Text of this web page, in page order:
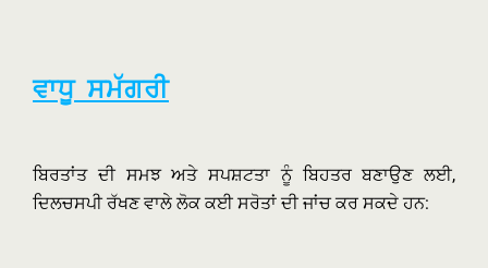
ਵਾਧੂ ਸਮੱਗਰੀ
ਬਿਰਤਾਂਤ ਦੀ ਸਮਝ ਅਤੇ ਸਪਸ਼ਟਤਾ ਨੂੰ ਬਿਹਤਰ ਬਣਾਉਣ ਲਈ,
ਦਿਲਚਸਪੀ ਰੱਖਣ ਵਾਲੇ ਲੋਕ ਕਈ ਸਰੋਤਾਂ ਦੀ ਜਾਂਚ ਕਰ ਸਕਦੇ ਹਨ: